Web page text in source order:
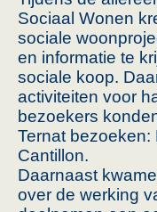
Sociaal Wonen
sociale
en informatie te
sociale koop.
activiteiten voor
bezoekers
Ternat bezoeken:
Cantillon.
Daarnaast
over de werking